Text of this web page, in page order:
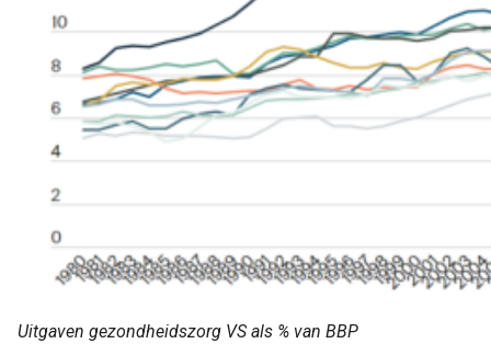
Uitgaven gezondheidszorg VS als % van BBP